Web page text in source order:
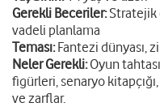
Gerekli Beceriler:Stratejik
vadeli planlama
Teması:Fantezi dünyası,
Neler Gerekli:Oyun
figürleri, senaryo
ve zarflar.